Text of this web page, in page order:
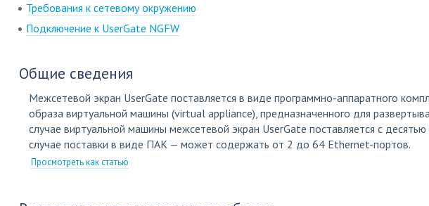
Требования к сетевому окружению
Подключение к UserGate NGFW
Общие сведения
Межсетевой экран UserGate поставляется в виде программно-аппаратного
образа виртуальной машины (virtual appliance), предназначенного для
случае виртуальной машины межсетевой экран UserGate поставляется с
случае поставки в виде ПАК — может содержать от 2 до 64 Ethernet-портов.
Просмотреть как статью